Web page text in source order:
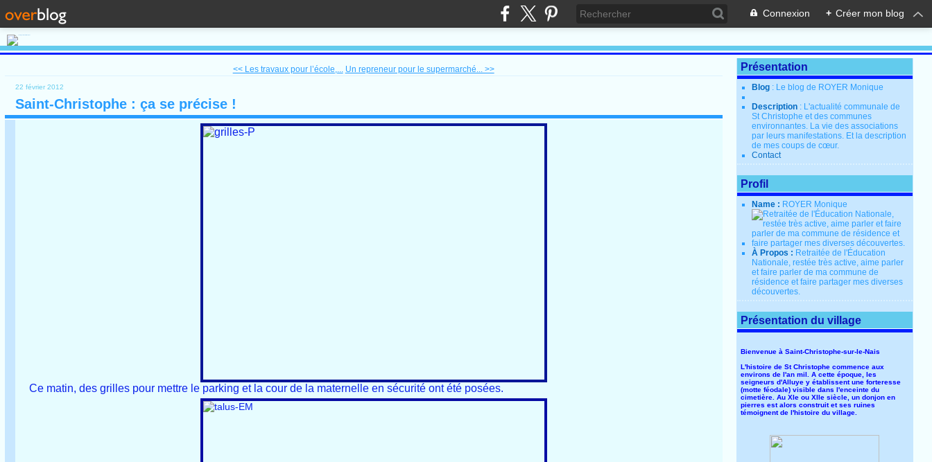
Connexion + Créer mon blog
<< Les travaux pour l’école,... Un repreneur pour le supermarché... >>
22 février 2012
Saint-Christophe : ça se précise !
Ce matin, des grilles pour mettre le parking et la cour de la maternelle en sécurité ont été posées.
Présentation
Blog : Le blog de ROYER Monique
Description : L'actualité communale de
St Christophe et des communes
environnantes. La vie des associations
par leurs manifestations. Et la description
de mes coups de cœur.
Contact
Profil
Name : ROYER Monique
À Propos : Retraitée de l'Éducation
Nationale, restée très active, aime parler
et faire parler de ma commune de
résidence et faire partager mes diverses
découvertes.
Présentation du village
Bienvenue à Saint-Christophe-sur-le-Nais
L'histoire de St Christophe commence aux
environs de l'an mil. A cette époque, les
seigneurs d'Alluye y établissent une forteresse
(motte féodale) visible dans l'enceinte du
cimetière. Au XIe ou XIIe siècle, un donjon en
pierres est alors construit et ses ruines
témoignent de l'histoire du village.